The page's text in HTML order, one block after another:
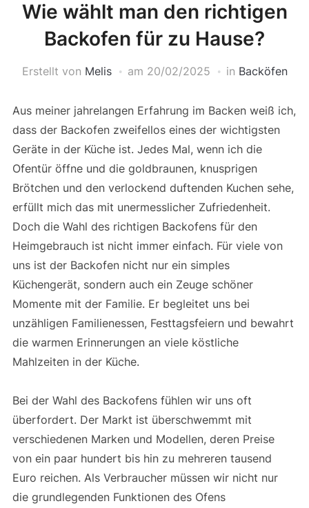
Wie wählt man den richtigen
Backofen für zu Hause?
Erstellt von Melis am 20/02/2025 in Backöfen
Aus meiner jahrelangen Erfahrung im Backen weiß ich,
dass der Backofen zweifellos eines der wichtigsten
Geräte in der Küche ist. Jedes Mal, wenn ich die
Ofentür öffne und die goldbraunen, knusprigen
Brötchen und den verlockend duftenden Kuchen sehe,
erfüllt mich das mit unermesslicher Zufriedenheit.
Doch die Wahl des richtigen Backofens für den
Heimgebrauch ist nicht immer einfach. Für viele von
uns ist der Backofen nicht nur ein simples
Küchengerät, sondern auch ein Zeuge schöner
Momente mit der Familie. Er begleitet uns bei
unzähligen Familienessen, Festtagsfeiern und bewahrt
die warmen Erinnerungen an viele köstliche
Mahlzeiten in der Küche.
Bei der Wahl des Backofens fühlen wir uns oft
überfordert. Der Markt ist überschwemmt mit
verschiedenen Marken und Modellen, deren Preise
von ein paar hundert bis hin zu mehreren tausend
Euro reichen. Als Verbraucher müssen wir nicht nur
die grundlegenden Funktionen des Ofens